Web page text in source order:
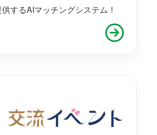
するAIマッチングシステム！